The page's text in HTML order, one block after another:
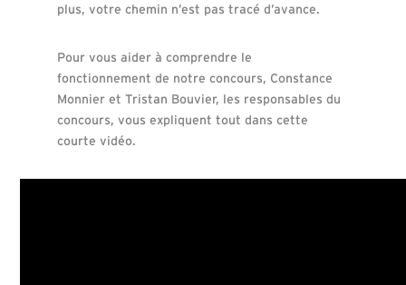
plus, votre chemin n’est pas tracé d’avance.
Pour vous aider à comprendre le
fonctionnement de notre concours, Constance
Monnier et Tristan Bouvier, les responsables du
concours, vous expliquent tout dans cette
courte vidéo.